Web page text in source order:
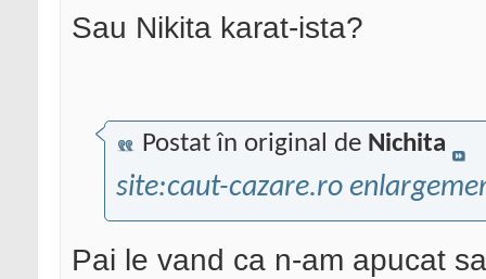
Sau Nikita karat-ista?
Postat în original de Nichita
site:caut-cazare.ro
Pai le vand ca n-am apucat